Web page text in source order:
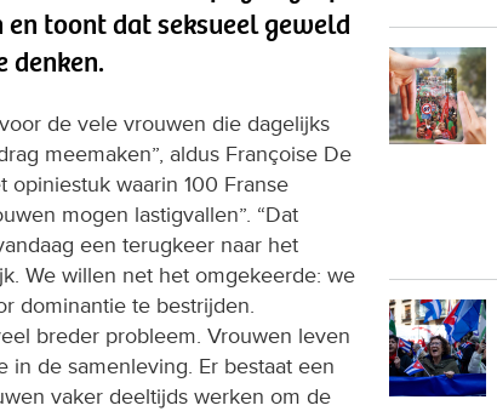
en toont dat seksueel geweld
denken.
de vele vrouwen die dagelijks
meemaken”, aldus Françoise De
opiniestuk waarin 100 Franse
mogen lastigvallen”. “Dat
een terugkeer naar het
We willen net het omgekeerde: we
dominantie te bestrijden.
breder probleem. Vrouwen leven
de samenleving. Er bestaat een
vaker deeltijds werken om de